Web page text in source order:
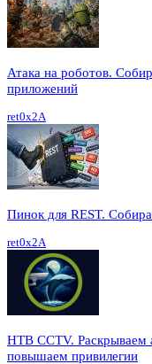
Атака на роботов.
приложений
ret0x2A
Пинок для REST.
ret0x2A
HTB CCTV.
повышаем привилегии